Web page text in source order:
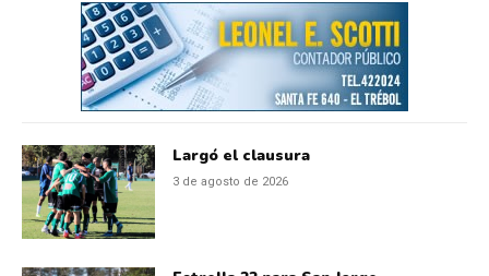
Largó el clausura
3 de agosto de 2026